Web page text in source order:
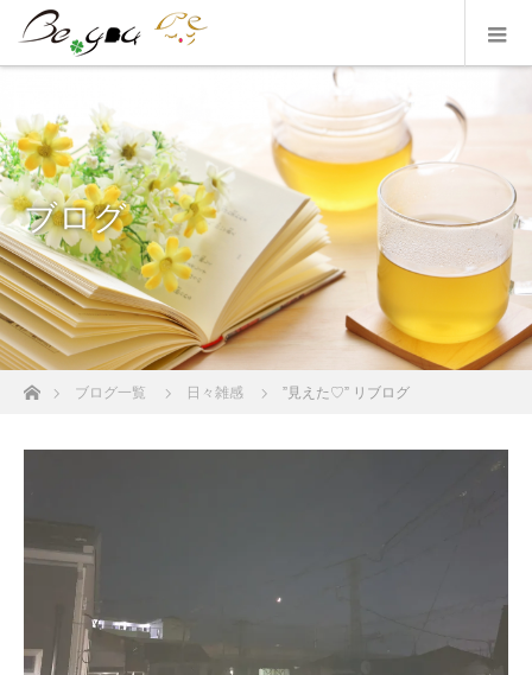
ブログ
ホームブログ一覧 日々雑感 ”見えた♡” リブログ